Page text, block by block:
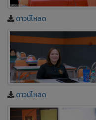
ดาวน์โหลด
ดาวน์โหลด